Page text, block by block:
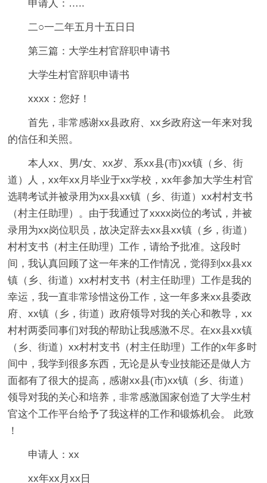
申请人：…..
二○一二年五月十五日日
第三篇：大学生村官辞职申请书
大学生村官辞职申请书
xxxx：您好！
首先，非常感谢xx县政府、xx乡政府这一年来对我
的信任和关照。
本人xx、男/女、xx岁、系xx县(市)xx镇（乡、街
道）人，xx年xx月毕业于xx学校，xx年参加大学生村官
选聘考试并被录用为xx县xx镇（乡、街道）xx村村支书
（村主任助理）。由于我通过了xxxx岗位的考试，并被
录用为xx岗位职员，故决定辞去xx县xx镇（乡，街道）
村村支书（村主任助理）工作，请给予批准。这段时
间，我认真回顾了这一年来的工作情况，觉得到xx县xx
镇（乡、街道）xx村村支书（村主任助理）工作是我的
幸运，我一直非常珍惜这份工作，这一年多来xx县委政
府、xx镇（乡，街道）政府领导对我的关心和教导，xx
村村两委同事们对我的帮助让我感激不尽。在xx县xx镇
（乡、街道）xx村村支书（村主任助理）工作的x年多时
间中，我学到很多东西，无论是从专业技能还是做人方
面都有了很大的提高，感谢xx县(市)xx镇（乡、街道）
领导对我的关心和培养，非常感激国家创造了大学生村
官这个工作平台给予了我这样的工作和锻炼机会。 此致
！
申请人：xx
xx年xx月xx日